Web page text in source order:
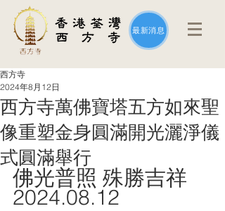
最新消息
西方寺萬佛寶塔五方如來聖
像重塑金身圓滿開光灑淨儀
式圓滿舉行
西方寺
2024年8月12日
佛光普照 殊勝吉祥
2024.08.12